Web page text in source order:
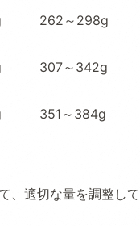
262～298g
307～342g
351～384g
、適切な量を調整して